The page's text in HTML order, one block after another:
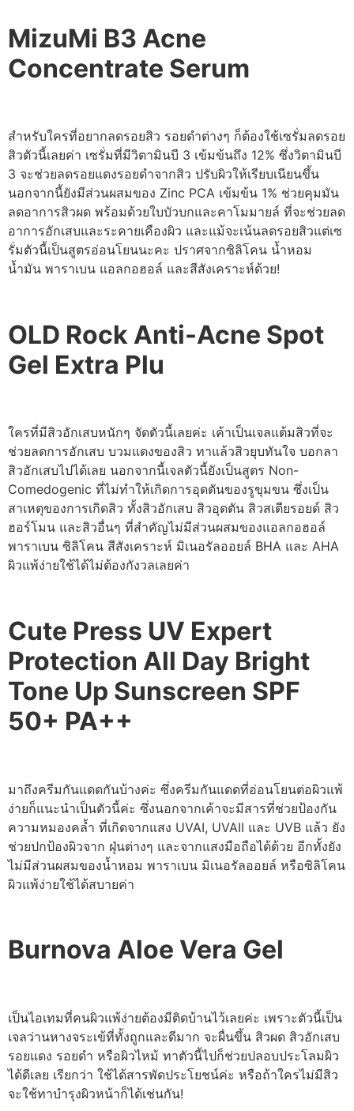
MizuMi B3 Acne
Concentrate Serum
สำหรับใครที่อยากลดรอยสิว รอยดำต่างๆ ก็ต้องใช้เซรั่มลดรอย
สิวตัวนี้เลยค่า เซรั่มที่มีวิตามินบี 3 เข้มข้นถึง 12% ซึ่งวิตามินบี
3 จะช่วยลดรอยแดงรอยดำจากสิว ปรับผิวให้เรียบเนียนขึ้น
นอกจากนี้ยังมีส่วนผสมของ Zinc PCA เข้มข้น 1% ช่วยคุมมัน
ลดอาการสิวผด พร้อมด้วยใบบัวบกและคาโมมายล์ ที่จะช่วยลด
อาการอักเสบและระคายเคืองผิว และแม้จะเน้นลดรอยสิวแต่เซ
รั่มตัวนี้เป็นสูตรอ่อนโยนนะคะ ปราศจากซิลิโคน น้ำหอม
น้ำมัน พาราเบน แอลกอฮอล์ และสีสังเคราะห์ด้วย!
OLD Rock Anti-Acne Spot
Gel Extra Plu
ใครที่มีสิวอักเสบหนักๆ จัดตัวนี้เลยค่ะ เค้าเป็นเจลแต้มสิวที่จะ
ช่วยลดการอักเสบ บวมแดงของสิว ทาแล้วสิวยุบทันใจ บอกลา
สิวอักเสบไปได้เลย นอกจากนี้เจลตัวนี้ยังเป็นสูตร Non-
Comedogenic ที่ไม่ทำให้เกิดการอุดตันของรูขุมขน ซึ่งเป็น
สาเหตุของการเกิดสิว ทั้งสิวอักเสบ สิวอุดตัน สิวสเตียรอยด์ สิว
ฮอร์โมน และสิวอื่นๆ ที่สำคัญไม่มีส่วนผสมของแอลกอฮอล์
พาราเบน ซิลิโคน สีสังเคราะห์ มิเนอรัลออยล์ BHA และ AHA
ผิวแพ้ง่ายใช้ได้ไม่ต้องกังวลเลยค่า
Cute Press UV Expert
Protection All Day Bright
Tone Up Sunscreen SPF
50+ PA++
มาถึงครีมกันแดดกันบ้างค่ะ ซึ่งครีมกันแดดที่อ่อนโยนต่อผิวแพ้
ง่ายก็แนะนำเป็นตัวนี้ค่ะ ซึ่งนอกจากเค้าจะมีสารที่ช่วยป้องกัน
ความหมองคล้ำ ที่เกิดจากแสง UVAI, UVAII และ UVB แล้ว ยัง
ช่วยปกป้องผิวจาก ฝุ่นต่างๆ และจากแสงมือถือได้ด้วย อีกทั้งยัง
ไม่มีส่วนผสมของน้ำหอม พาราเบน มิเนอรัลออยล์ หรือซิลิโคน
ผิวแพ้ง่ายใช้ได้สบายค่า
Burnova Aloe Vera Gel
เป็นไอเทมที่คนผิวแพ้ง่ายต้องมีติดบ้านไว้เลยค่ะ เพราะตัวนี้เป็น
เจลว่านหางจระเข้ที่ทั้งถูกและดีมาก จะผื่นขึ้น สิวผด สิวอักเสบ
รอยแดง รอยดำ หรือผิวไหม้ ทาตัวนี้ไปก็ช่วยปลอบประโลมผิว
ได้ดีเลย เรียกว่า ใช้ได้สารพัดประโยชน์ค่ะ หรือถ้าใครไม่มีสิว
จะใช้ทาบำรุงผิวหน้าก็ได้เช่นกัน!